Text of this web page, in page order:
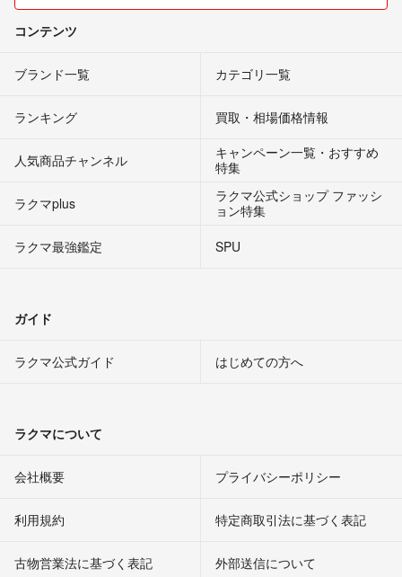
コンテンツ
ブランド一覧 カテゴリ一覧
ランキング 買取・相場価格情報
人気商品チャンネル
キャンペーン一覧・おすすめ
特集
ラクマplus
ラクマ公式ショップ ファッシ
ョン特集
ラクマ最強鑑定
SPU
ガイド
ラクマ公式ガイド はじめての方へ
ラクマについて
会社概要 プライバシーポリシー
利用規約 特定商取引法に基づく表記
古物営業法に基づく表記 外部送信について